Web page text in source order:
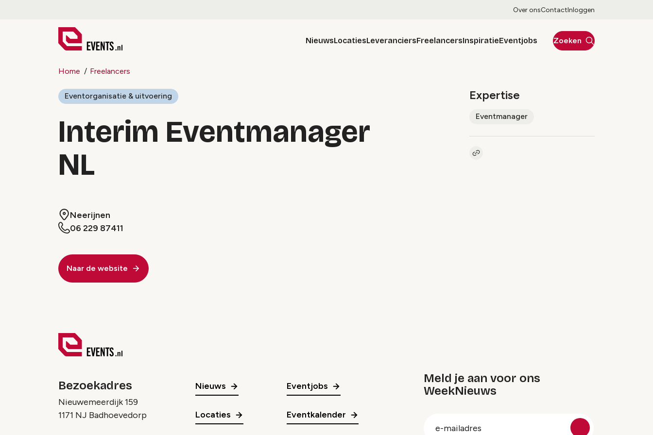
Over onsContactInloggen
NieuwsLocatiesLeveranciersFreelancersInspiratieEventjobs Zoeken
Home Freelancers
Eventorganisatie & uitvoering
Interim Eventmanager
NL
Neerijnen
06 229 87411
Naar de website
Expertise
Eventmanager
Kopieer link naar pagina
Bezoekadres
Nieuwemeerdijk 159
1171 NJ Badhoevedorp
Nieuws
Locaties
Eventjobs
Eventkalender
Meld je aan voor ons
WeekNieuws